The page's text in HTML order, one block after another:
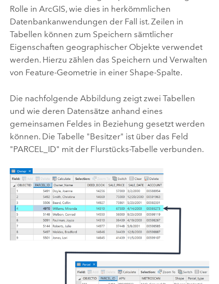
Rolle in ArcGIS, wie dies in herkömmlichen
Datenbankanwendungen der Fall ist. Zeilen in
Tabellen können zum Speichern sämtlicher
Eigenschaften geographischer Objekte verwendet
werden. Hierzu zählen das Speichern und Verwalten
von Feature-Geometrie in einer Shape-Spalte.
Die nachfolgende Abbildung zeigt zwei Tabellen
und wie deren Datensätze anhand eines
gemeinsamen Feldes in Beziehung gesetzt werden
können. Die Tabelle "Besitzer" ist über das Feld
"PARCEL_ID" mit der Flurstücks-Tabelle verbunden.